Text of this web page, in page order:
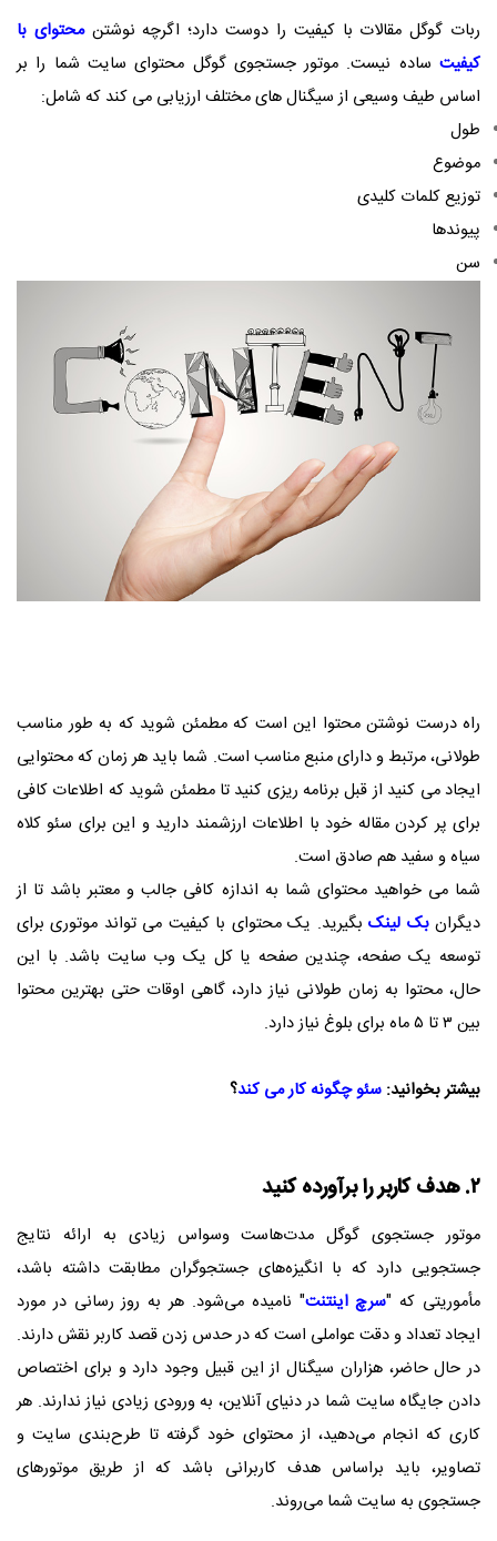
ربات گوگل مقالات با کیفیت را دوست دارد؛ اگرچه نوشتنمحتوای با
کیفیت ساده نیست. موتور جستجوی گوگل محتوای سایت شما را بر
اساس طیف وسیعی از سیگنال های مختلف ارزیابی می کند که شامل:
طول
موضوع
توزیع کلمات کلیدی
پیوندها
سن
راه درست نوشتن محتوا این است که مطمئن شوید که به طور مناسب
طولانی، مرتبط و دارای منبع مناسب است. شما باید هر زمان که محتوایی
ایجاد می کنید از قبل برنامه ریزی کنید تا مطمئن شوید که اطلاعات کافی
برای پر کردن مقاله خود با اطلاعات ارزشمند دارید و این برای سئو کلاه
سیاه و سفید هم صادق است.
شما می خواهید محتوای شما به اندازه کافی جالب و معتبر باشد تا از
دیگرانبک لینکبگیرید. یک محتوای با کیفیت می تواند موتوری برای
توسعه یک صفحه، چندین صفحه یا کل یک وب سایت باشد. با این
حال، محتوا به زمان طولانی نیاز دارد، گاهی اوقات حتی بهترین محتوا
بین ۳ تا ۵ ماه برای بلوغ نیاز دارد.
بیشتر بخوانید: سئو چگونه کار می کند؟
۲. هدف کاربر را برآورده کنید
موتور جستجوی گوگل مدت‌هاست وسواس زیادی به ارائه نتایج
جستجویی دارد که با انگیزه‌های جستجوگران مطابقت داشته باشد،
مأموریتی که "سرچ اینتنت" نامیده می‌شود. هر به روز رسانی در مورد
ایجاد تعداد و دقت عواملی است که در حدس زدن قصد کاربر نقش دارند.
در حال حاضر، هزاران سیگنال از این قبیل وجود دارد و برای اختصاص
دادن جایگاه سایت شما در دنیای آنلاین، به ورودی زیادی نیاز ندارند. هر
کاری که انجام می‌دهید، از محتوای خود گرفته تا طرح‌بندی سایت و
تصاویر، باید براساس هدف کاربرانی باشد که از طریق موتورهای
جستجوی به سایت شما می‌روند.